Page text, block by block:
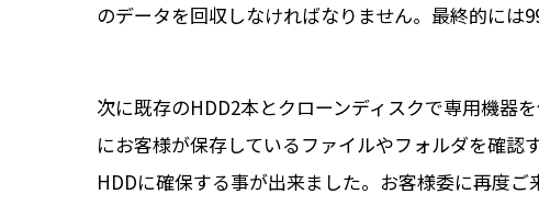
のデータを回収しなければなりません。最終的には
次に既存のHDD2本とクローンディスクで専用機器
にお客様が保存しているファイルやフォルダを確
HDDに確保する事が出来ました。お客様委に再度ご